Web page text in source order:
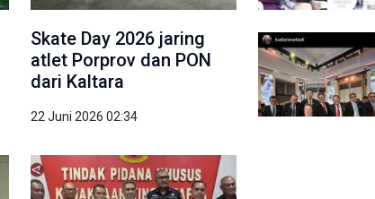
Skate Day 2026 jaring
atlet Porprov dan PON
dari Kaltara
22 Juni 2026 02:34